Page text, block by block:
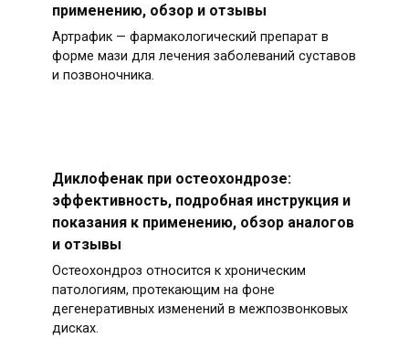
применению, обзор и отзывы
Артрафик — фармакологический препарат в
форме мази для лечения заболеваний суставов
и позвоночника.
Диклофенак при остеохондрозе:
эффективность, подробная инструкция и
показания к применению, обзор аналогов
и отзывы
Остеохондроз относится к хроническим
патологиям, протекающим на фоне
дегенеративных изменений в межпозвонковых
дисках.